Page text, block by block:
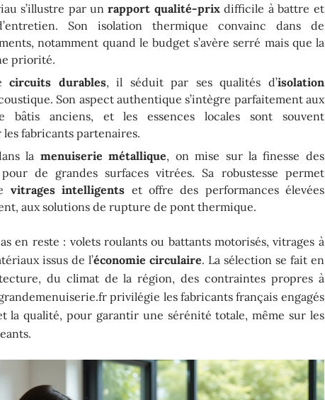
s’illustre par unrapport qualité-prix difficile à battre et
Son isolation thermique convainc dans de
notamment quand le budget s’avère serré mais que la
priorité.
circuits durables, il séduit par ses qualités d’isolation
Son aspect authentique s’intègre parfaitement aux
bâtis anciens, et les essences locales sont souvent
fabricants partenaires.
la menuiserie métallique, on mise sur la finesse des
de grandes surfaces vitrées. Sa robustesse permet
vitrages intelligents et offre des performances élevées
aux solutions de rupture de pont thermique.
en reste : volets roulants ou battants motorisés, vitrages à
issus de l’économie circulaire. La sélection se fait en
du climat de la région, des contraintes propres à
privilégie les fabricants français engagés
la qualité, pour garantir une sérénité totale, même sur les